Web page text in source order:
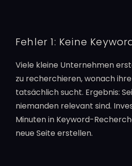
Fehler 1: Keine
Viele kleine Unternehmen
zu recherchieren, wonach
tatsächlich sucht. Ergebnis:
niemanden relevant sind.
Minuten in Keyword-
neue Seite erstellen.